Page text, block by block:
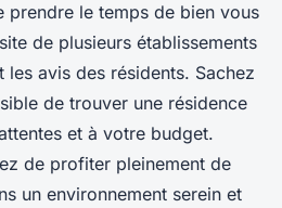
prendre le temps de bien vous
de plusieurs établissements
avis des résidents. Sachez
de trouver une résidence
et à votre budget.
de profiter pleinement de
un environnement serein et